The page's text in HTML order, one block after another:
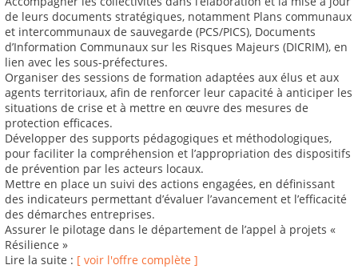
de leurs documents stratégiques, notamment Plans communaux
et intercommunaux de sauvegarde (PCS/PICS), Documents
d’Information Communaux sur les Risques Majeurs (DICRIM), en
lien avec les sous-préfectures.
Organiser des sessions de formation adaptées aux élus et aux
agents territoriaux, afin de renforcer leur capacité à anticiper les
situations de crise et à mettre en œuvre des mesures de
protection efficaces.
Développer des supports pédagogiques et méthodologiques,
pour faciliter la compréhension et l’appropriation des dispositifs
de prévention par les acteurs locaux.
Mettre en place un suivi des actions engagées, en définissant
des indicateurs permettant d’évaluer l’avancement et l’efficacité
des démarches entreprises.
Assurer le pilotage dans le département de l’appel à projets «
Résilience »
Lire la suite : [ voir l'offre complète ]